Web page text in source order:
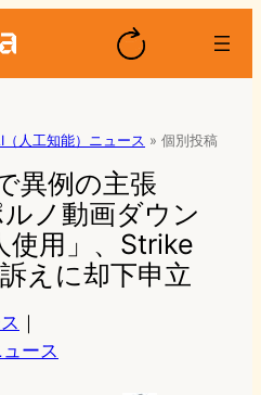
（人工知能）ニュース » 個別投稿
異例の主張
ノ動画ダウン
使用」、Strike
えに却下申立
｜
ース